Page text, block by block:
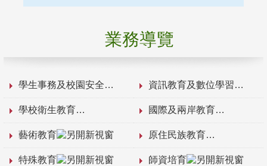
業務導覽
學生事務及校園安全 資訊教育及數位學習
學校衛生教育 國際及兩岸教育
藝術教育 原住民族教育
特殊教育 師資培育